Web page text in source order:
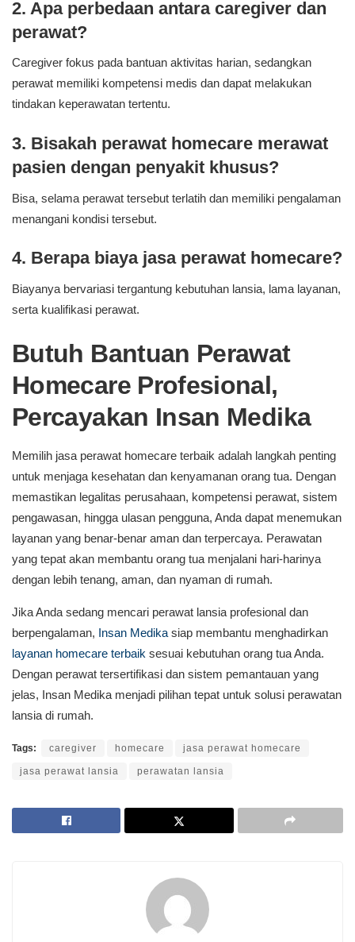
2. Apa perbedaan antara caregiver dan
perawat?
Caregiver fokus pada bantuan aktivitas harian, sedangkan
perawat memiliki kompetensi medis dan dapat melakukan
tindakan keperawatan tertentu.
3. Bisakah perawat homecare merawat
pasien dengan penyakit khusus?
Bisa, selama perawat tersebut terlatih dan memiliki pengalaman
menangani kondisi tersebut.
4. Berapa biaya jasa perawat homecare?
Biayanya bervariasi tergantung kebutuhan lansia, lama layanan,
serta kualifikasi perawat.
Butuh Bantuan Perawat
Homecare Profesional,
Percayakan Insan Medika
Memilih jasa perawat homecare terbaik adalah langkah penting
untuk menjaga kesehatan dan kenyamanan orang tua. Dengan
memastikan legalitas perusahaan, kompetensi perawat, sistem
pengawasan, hingga ulasan pengguna, Anda dapat menemukan
layanan yang benar-benar aman dan terpercaya. Perawatan
yang tepat akan membantu orang tua menjalani hari-harinya
dengan lebih tenang, aman, dan nyaman di rumah.
Jika Anda sedang mencari perawat lansia profesional dan
berpengalaman, Insan Medika siap membantu menghadirkan
layanan homecare terbaik sesuai kebutuhan orang tua Anda.
Dengan perawat tersertifikasi dan sistem pemantauan yang
jelas, Insan Medika menjadi pilihan tepat untuk solusi perawatan
lansia di rumah.
Tags: caregiver homecare jasa perawat homecare
jasa perawat lansia perawatan lansia